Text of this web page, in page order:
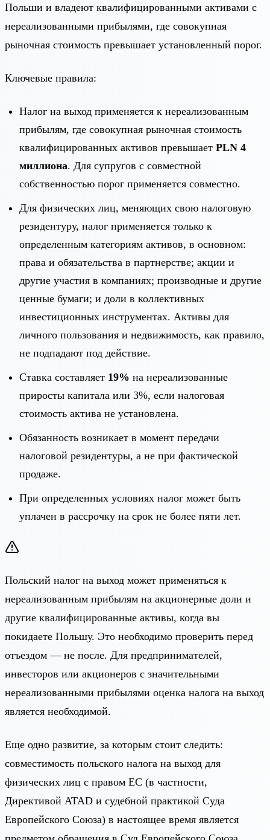
Польши и владеют квалифицированными активами с
нереализованными прибылями, где совокупная
рыночная стоимость превышает установленный порог.
Ключевые правила:
Налог на выход применяется к нереализованным
прибылям, где совокупная рыночная стоимость
квалифицированных активов превышает PLN 4
миллиона. Для супругов с совместной
собственностью порог применяется совместно.
Для физических лиц, меняющих свою налоговую
резидентуру, налог применяется только к
определенным категориям активов, в основном:
права и обязательства в партнерстве; акции и
другие участия в компаниях; производные и другие
ценные бумаги; и доли в коллективных
инвестиционных инструментах. Активы для
личного пользования и недвижимость, как правило,
не подпадают под действие.
Ставка составляет 19% на нереализованные
приросты капитала или 3%, если налоговая
стоимость актива не установлена.
Обязанность возникает в момент передачи
налоговой резидентуры, а не при фактической
продаже.
При определенных условиях налог может быть
уплачен в рассрочку на срок не более пяти лет.
Польский налог на выход может применяться к
нереализованным прибылям на акционерные доли и
другие квалифицированные активы, когда вы
покидаете Польшу. Это необходимо проверить перед
отъездом — не после. Для предпринимателей,
инвесторов или акционеров с значительными
нереализованными прибылями оценка налога на выход
является необходимой.
Еще одно развитие, за которым стоит следить:
совместимость польского налога на выход для
физических лиц с правом ЕС (в частности,
Директивой ATAD и судебной практикой Суда
Европейского Союза) в настоящее время является